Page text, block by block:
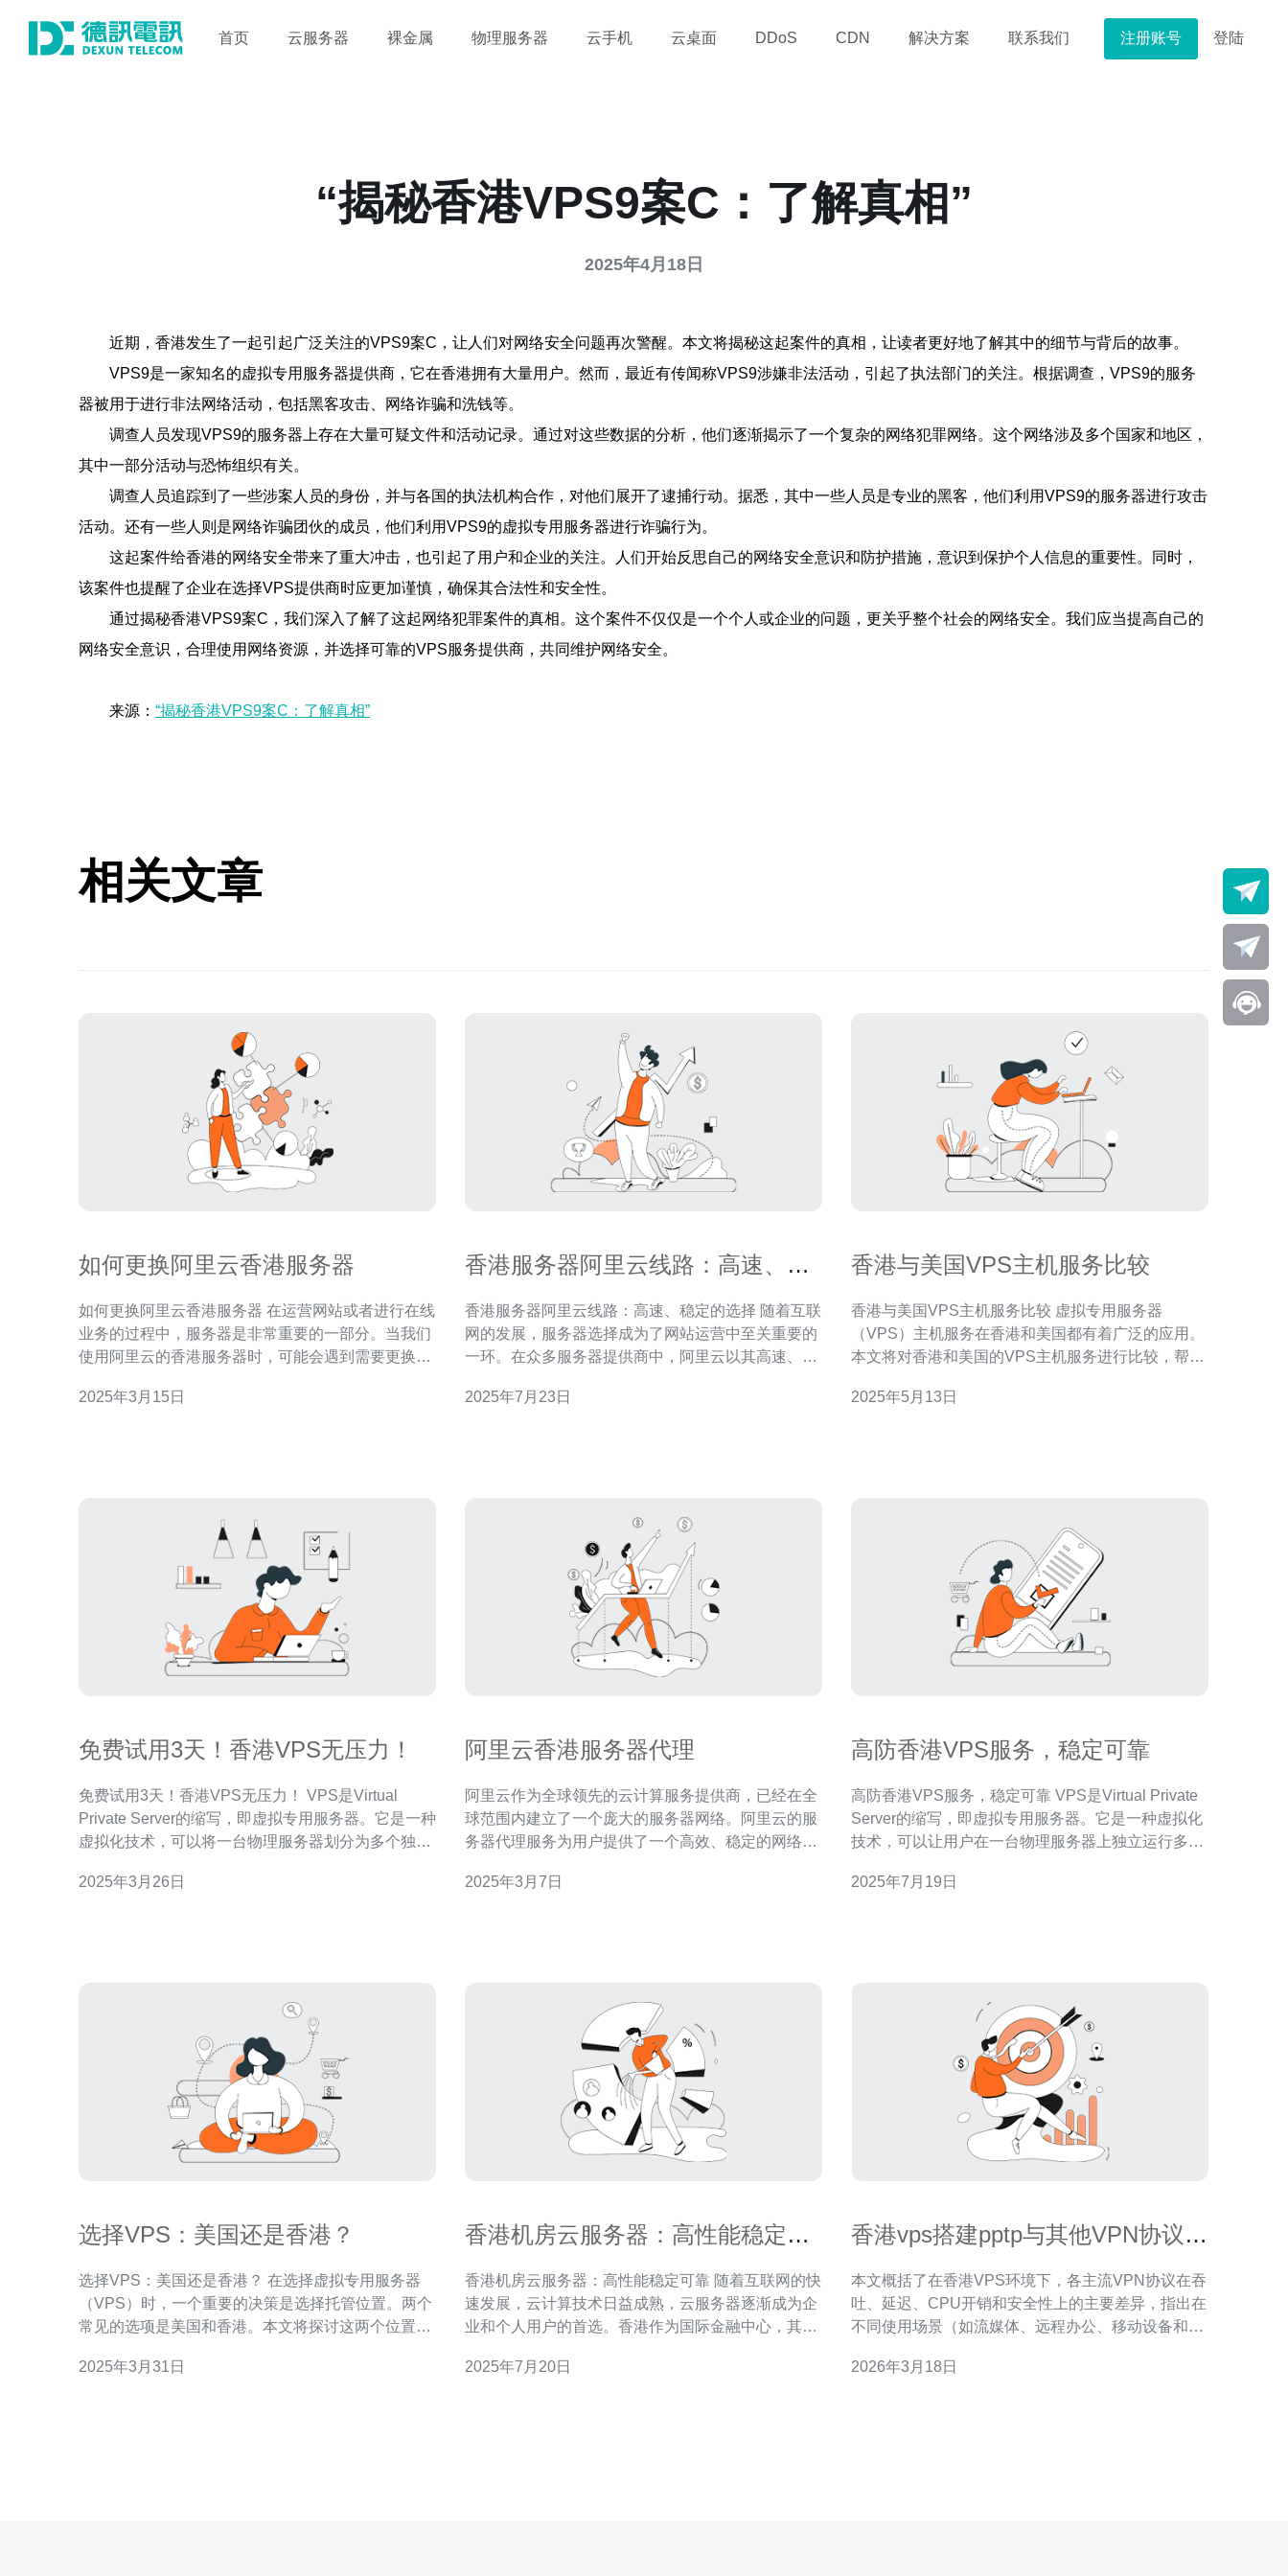
首页 云服务器 裸金属 物理服务器 云手机 云桌面 DDoS CDN 解决方案 联系我们 注册账号 登陆
“揭秘香港VPS9案C：了解真相”
2025年4月18日
近期，香港发生了一起引起广泛关注的VPS9案C，让人们对网络安全问题再次警醒。本文将揭秘这起案件的真相，让读者更好地了解其中的细节与背后的故事。
VPS9是一家知名的虚拟专用服务器提供商，它在香港拥有大量用户。然而，最近有传闻称VPS9涉嫌非法活动，引起了执法部门的关注。根据调查，VPS9的服务
器被用于进行非法网络活动，包括黑客攻击、网络诈骗和洗钱等。
调查人员发现VPS9的服务器上存在大量可疑文件和活动记录。通过对这些数据的分析，他们逐渐揭示了一个复杂的网络犯罪网络。这个网络涉及多个国家和地区，
其中一部分活动与恐怖组织有关。
调查人员追踪到了一些涉案人员的身份，并与各国的执法机构合作，对他们展开了逮捕行动。据悉，其中一些人员是专业的黑客，他们利用VPS9的服务器进行攻击
活动。还有一些人则是网络诈骗团伙的成员，他们利用VPS9的虚拟专用服务器进行诈骗行为。
这起案件给香港的网络安全带来了重大冲击，也引起了用户和企业的关注。人们开始反思自己的网络安全意识和防护措施，意识到保护个人信息的重要性。同时，
该案件也提醒了企业在选择VPS提供商时应更加谨慎，确保其合法性和安全性。
通过揭秘香港VPS9案C，我们深入了解了这起网络犯罪案件的真相。这个案件不仅仅是一个个人或企业的问题，更关乎整个社会的网络安全。我们应当提高自己的
网络安全意识，合理使用网络资源，并选择可靠的VPS服务提供商，共同维护网络安全。
来源： “揭秘香港VPS9案C：了解真相”
相关文章
如何更换阿里云香港服务器
如何更换阿里云香港服务器 在运营网站或者进行在线
业务的过程中，服务器是非常重要的一部分。当我们
使用阿里云的香港服务器时，可能会遇到需要更换服
器，并提供一些有用的技巧和注意事项。 在更换服务
2025年3月15日
香港服务器阿里云线路：高速、稳
香港服务器阿里云线路：高速、稳定的选择 随着互联
网的发展，服务器选择成为了网站运营中至关重要的
一环。在众多服务器提供商中，阿里云以其高速、稳
务器线路更是备受推崇。 阿里云在香港地区拥有强大
2025年7月23日
香港与美国VPS主机服务比较
香港与美国VPS主机服务比较 虚拟专用服务器
（VPS）主机服务在香港和美国都有着广泛的应用。
本文将对香港和美国的VPS主机服务进行比较，帮助
的服务。 在价格方面，香港和美国的VPS主机服务都
2025年5月13日
免费试用3天！香港VPS无压力！
免费试用3天！香港VPS无压力！ VPS是Virtual
Private Server的缩写，即虚拟专用服务器。它是一种
虚拟化技术，可以将一台物理服务器划分为多个独立
应用程序。VPS具有独立的资源，提供更高的可靠性
2025年3月26日
阿里云香港服务器代理
阿里云作为全球领先的云计算服务提供商，已经在全
球范围内建立了一个庞大的服务器网络。阿里云的服
务器代理服务为用户提供了一个高效、稳定的网络环
器代理的特点和优势。 阿里云香港服务器代理通过使
2025年3月7日
高防香港VPS服务，稳定可靠
高防香港VPS服务，稳定可靠 VPS是Virtual Private
Server的缩写，即虚拟专用服务器。它是一种虚拟化
技术，可以让用户在一台物理服务器上独立运行多个
2025年7月19日
选择VPS：美国还是香港？
选择VPS：美国还是香港？ 在选择虚拟专用服务器
（VPS）时，一个重要的决策是选择托管位置。两个
常见的选项是美国和香港。本文将探讨这两个位置的
的决策。 美国作为全球最大的互联网市场之一，拥有
2025年3月31日
香港机房云服务器：高性能稳定可
香港机房云服务器：高性能稳定可靠 随着互联网的快
速发展，云计算技术日益成熟，云服务器逐渐成为企
业和个人用户的首选。香港作为国际金融中心，其机
服务器采用先进的硬件设备和优化的网络架构，为用
2025年7月20日
香港vps搭建pptp与其他VPN协议性
本文概括了在香港VPS环境下，各主流VPN协议在吞
吐、延迟、CPU开销和安全性上的主要差异，指出在
不同使用场景（如流媒体、远程办公、移动设备和企
点，帮助你在性能与安全之间做出平衡。 性能差异有
2026年3月18日